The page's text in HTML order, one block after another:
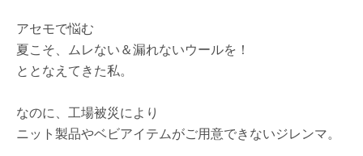
アセモで悩む
夏こそ、ムレない＆漏れないウールを！
ととなえてきた私。
なのに、工場被災により
ニット製品やベビアイテムがご用意できないジレンマ。